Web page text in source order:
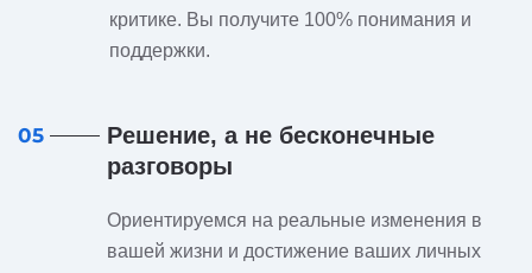
критике. Вы получите 100% понимания и
поддержки.
05
Решение, а не бесконечные
разговоры
Ориентируемся на реальные изменения в
вашей жизни и достижение ваших личных